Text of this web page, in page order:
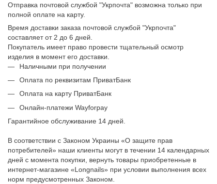
Отправка почтовой службой "Укрпочта" возможна только при
полной оплате на карту.
Время доставки заказа почтовой службой "Укрпочта"
составляет от 2 до 6 дней.
Покупатель имеет право провести тщательный осмотр
изделия в момент его доставки.
Наличными при получении
Оплата по реквизитам ПриватБанк
Оплата на карту ПриватБанк
Онлайн-платежи Wayforpay
Гарантийное обслуживание 14 дней.
В соответствии с Законом Украины «О защите прав
потребителей» наши клиенты могут в течении 14 календарных
дней с момента покупки, вернуть товары приобретенные в
интернет-магазине «Longnails» при условии выполнения всех
норм предусмотренных Законом.